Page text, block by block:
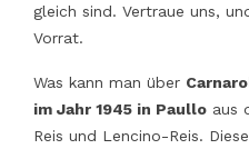
gleich sind. Vertraue uns,
Vorrat.
Was kann man über
im Jahr 1945 in Paullo aus
Reis und Lencino-Reis.